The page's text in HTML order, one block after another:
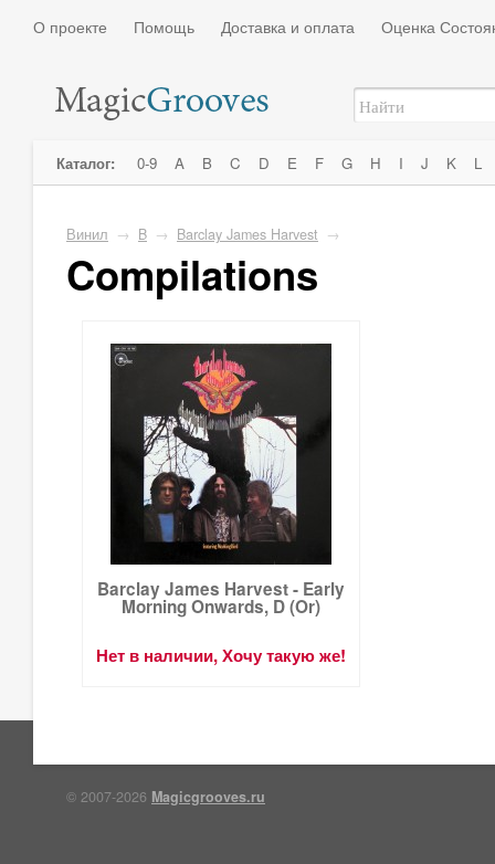
О проекте Помощь Доставка и оплата Оценка
Каталог: 0-9 A B C D E F G H I J K L
Винил → B → Barclay James Harvest →
Compilations
Barclay James Harvest - Early
Morning Onwards, D (Or)
Нет в наличии, Хочу такую же!
© 2007-2026 Magicgrooves.ru